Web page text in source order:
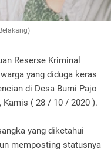
Reserse Kriminal
yang diduga keras
di Desa Bumi Pajo
Kamis ( 28 / 10 / 2020 ).
yang diketahui
memposting statusnya